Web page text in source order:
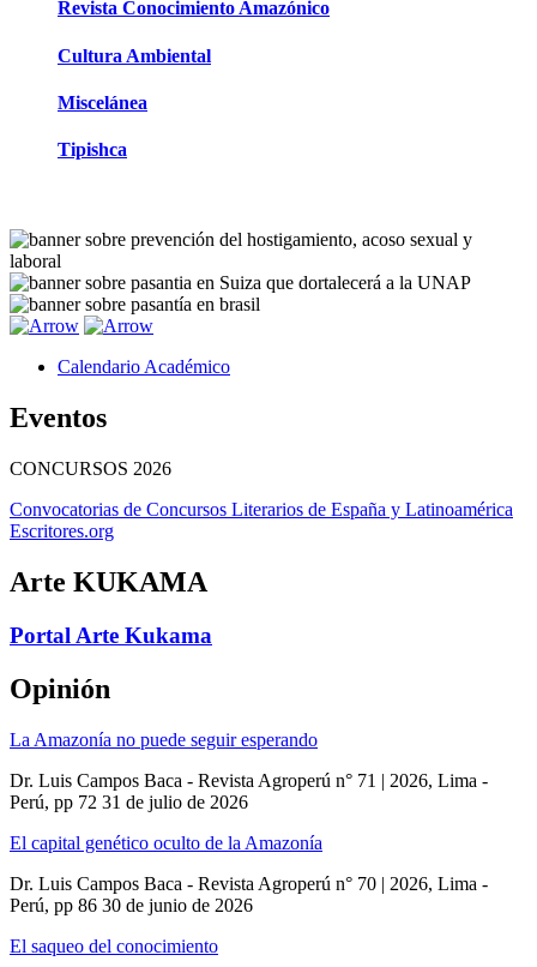
Revista Conocimiento Amazónico
Cultura Ambiental
Miscelánea
Tipishca
Calendario Académico
Eventos
CONCURSOS 2026
Convocatorias de Concursos Literarios de España y Latinoamérica
Escritores.org
Arte KUKAMA
Portal Arte Kukama
Opinión
La Amazonía no puede seguir esperando
Dr. Luis Campos Baca - Revista Agroperú n° 71 | 2026, Lima -
Perú, pp 72 31 de julio de 2026
El capital genético oculto de la Amazonía
Dr. Luis Campos Baca - Revista Agroperú n° 70 | 2026, Lima -
Perú, pp 86 30 de junio de 2026
El saqueo del conocimiento